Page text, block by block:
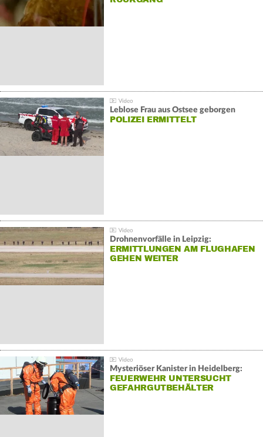
Leblose Frau aus Ostsee geborgen
POLIZEI ERMITTELT
Drohnenvorfälle in Leipzig:
ERMITTLUNGEN AM FLUGHAFEN
GEHEN WEITER
Mysteriöser Kanister in Heidelberg:
FEUERWEHR UNTERSUCHT
GEFAHRGUTBEHÄLTER